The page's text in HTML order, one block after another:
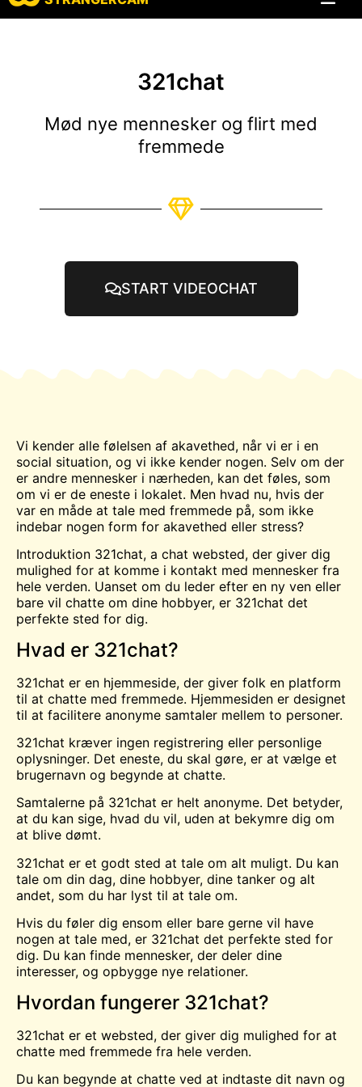
321chat
Mød nye mennesker og flirt med
fremmede
START VIDEOCHAT
Vi kender alle følelsen af akavethed, når vi er i en
social situation, og vi ikke kender nogen. Selv om der
er andre mennesker i nærheden, kan det føles, som
om vi er de eneste i lokalet. Men hvad nu, hvis der
var en måde at tale med fremmede på, som ikke
indebar nogen form for akavethed eller stress?
Introduktion 321chat, a chat websted, der giver dig
mulighed for at komme i kontakt med mennesker fra
hele verden. Uanset om du leder efter en ny ven eller
bare vil chatte om dine hobbyer, er 321chat det
perfekte sted for dig.
Hvad er 321chat?
321chat er en hjemmeside, der giver folk en platform
til at chatte med fremmede. Hjemmesiden er designet
til at facilitere anonyme samtaler mellem to personer.
321chat kræver ingen registrering eller personlige
oplysninger. Det eneste, du skal gøre, er at vælge et
brugernavn og begynde at chatte.
Samtalerne på 321chat er helt anonyme. Det betyder,
at du kan sige, hvad du vil, uden at bekymre dig om
at blive dømt.
321chat er et godt sted at tale om alt muligt. Du kan
tale om din dag, dine hobbyer, dine tanker og alt
andet, som du har lyst til at tale om.
Hvis du føler dig ensom eller bare gerne vil have
nogen at tale med, er 321chat det perfekte sted for
dig. Du kan finde mennesker, der deler dine
interesser, og opbygge nye relationer.
Hvordan fungerer 321chat?
321chat er et websted, der giver dig mulighed for at
chatte med fremmede fra hele verden.
Du kan begynde at chatte ved at indtaste dit navn og